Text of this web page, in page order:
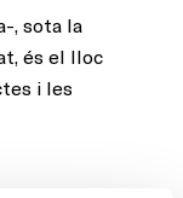
, sota la
és el lloc
i les